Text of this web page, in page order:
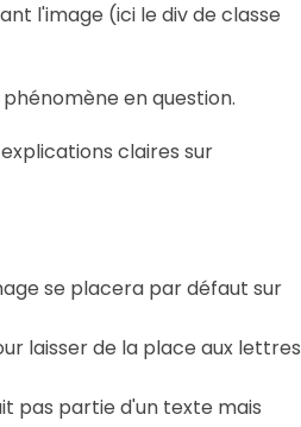
l'image (ici le div de classe
en question.
claires sur
se placera par défaut sur
laisser de la place aux lettres
pas partie d'un texte mais